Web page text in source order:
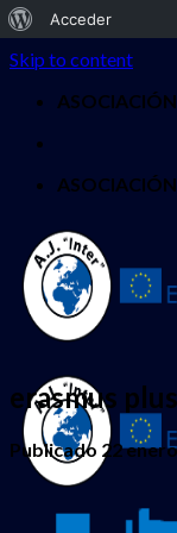
Skip to content
erasmus plus
Publicado 22
Acerca
de
WordPress
Acceder